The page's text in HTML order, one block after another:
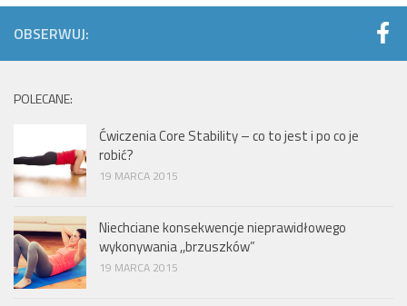
OBSERWUJ:
POLECANE:
Ćwiczenia Core Stability – co to jest i po co je
robić?
19 MARCA 2015
Niechciane konsekwencje nieprawidłowego
wykonywania ,,brzuszków”
19 MARCA 2015